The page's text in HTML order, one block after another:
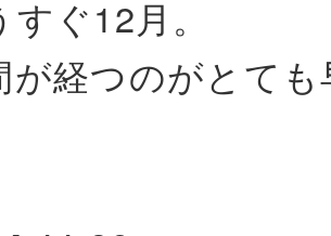
すぐ12月。
が経つのがとて